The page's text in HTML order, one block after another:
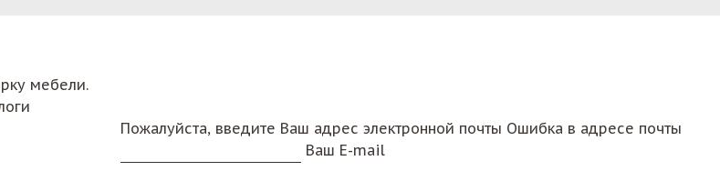
мебели.
Пожалуйста, введите Ваш адрес электронной почты Ошибка в адресе почты
Ваш E-mail